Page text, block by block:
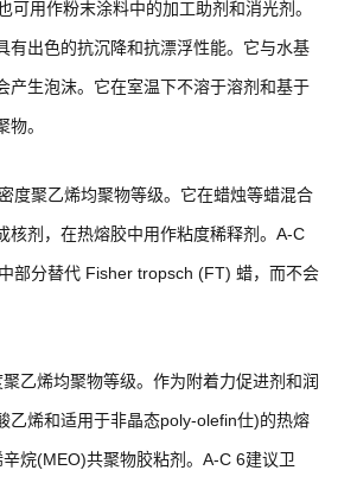
可用作粉末涂料中的加工助剂和消光剂。
有出色的抗沉降和抗漂浮性能。它与水基
产生泡沫。它在室温下不溶于溶剂和基于
。
度聚乙烯均聚物等级。它在蜡烛等蜡混合
核剂，在热熔胶中用作粘度稀释剂。A-C
部分替代 Fisher tropsch (FT) 蜡，而不会
乙烯均聚物等级。作为附着力促进剂和润
乙烯和适用于非晶态poly-olefin仕)的热熔
烷(MEO)共聚物胶粘剂。A-C 6建议卫